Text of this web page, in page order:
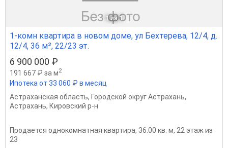
1 из 1
1-комн квартира в новом доме, ул Бехтерева, 12/4, д.
12/4, 36 м², 22/23 эт.
6 900 000 ₽
191 667 ₽ за м2
Ипотека от 33 060 ₽ в месяц
Астраханская область, Городской округ Астрахань,
Астрахань, Кировский р-н
Продается однокомнатная квартира, 36.00 кв. м, 22 этаж из
23